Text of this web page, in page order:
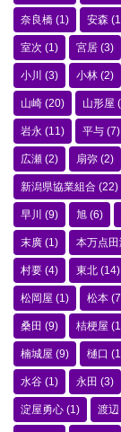
奈良橋 (1) 安森
室次 (1) 宮居 (3)
小川 (3) 小林 (2)
山崎 (20) 山形屋
岩永 (11) 平与 (7)
広瀬 (2) 扇弥 (2)
新潟県協業組合 (22)
早川 (9) 旭 (6)
末廣 (1) 本万点田
村要 (4) 東北 (14)
松岡屋 (1) 松本
桑田 (9) 桔梗屋
楠城屋 (9) 樋口
水谷 (1) 永田 (3)
淀屋勇心 (1) 渡辺